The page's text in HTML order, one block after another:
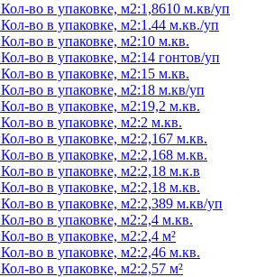
во в упаковке, м2:1,8610 м.кв/уп
во в упаковке, м2:1.44 м.кв./уп
во в упаковке, м2:10 м.кв.
во в упаковке, м2:14 гонтов/уп
во в упаковке, м2:15 м.кв.
во в упаковке, м2:18 м.кв/уп
во в упаковке, м2:19,2 м.кв.
во в упаковке, м2:2 м.кв.
во в упаковке, м2:2,167 м.кв.
во в упаковке, м2:2,168 м.кв.
во в упаковке, м2:2,18 м.к.в
во в упаковке, м2:2,18 м.кв.
во в упаковке, м2:2,389 м.кв/уп
во в упаковке, м2:2,4 м.кв.
во в упаковке, м2:2,4 м²
во в упаковке, м2:2,46 м.кв.
во в упаковке, м2:2,57 м²